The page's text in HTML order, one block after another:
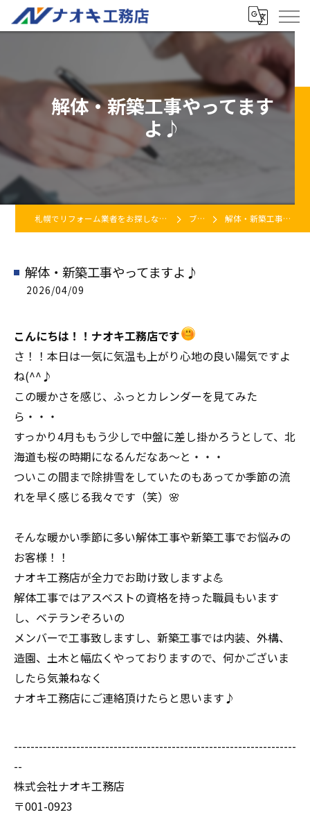
解体・新築工事やってます
よ♪
札幌でリフォーム業者をお探しなら株式会社ナオキ工務店 ブログ 解体・新築工事やってますよ♪
解体・新築工事やってますよ♪
2026/04/09
こんにちは！！ナオキ工務店です
さ！！本日は一気に気温も上がり心地の良い陽気ですよ
ね(^^♪
この暖かさを感じ、ふっとカレンダーを見てみた
ら・・・
すっかり4月ももう少しで中盤に差し掛かろうとして、北
海道も桜の時期になるんだなあ～と・・・
ついこの間まで除排雪をしていたのもあってか季節の流
れを早く感じる我々です（笑）🌸
そんな暖かい季節に多い解体工事や新築工事でお悩みの
お客様！！
ナオキ工務店が全力でお助け致しますよ💪
解体工事ではアスベストの資格を持った職員もいます
し、ベテランぞろいの
メンバーで工事致しますし、新築工事では内装、外構、
造園、土木と幅広くやっておりますので、何かございま
したら気兼ねなく
ナオキ工務店にご連絡頂けたらと思います♪
--------------------------------------------------------------------
--
株式会社ナオキ工務店
〒001-0923